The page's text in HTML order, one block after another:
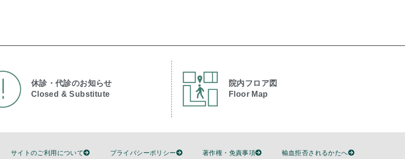
休診・代診のお知らせ
Closed & Substitute​
院内フロア図
Floor Map
サイトのご利用について プライバシーポリシー 著作権・免責事項 輸血拒否されるかたへ